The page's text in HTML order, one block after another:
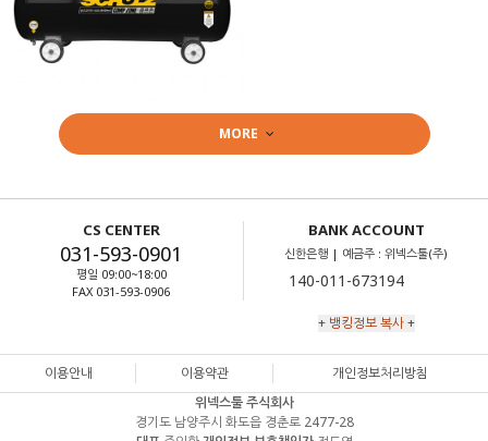
MORE
CS CENTER
031-593-0901
평일 09:00~18:00
FAX 031-593-0906
BANK ACCOUNT
신한은행 | 예금주 : 위넥스툴(주)
+ 뱅킹정보 복사 +
이용안내 이용약관
개인정보처리방침
위넥스툴 주식회사
경기도 남양주시 화도읍 경춘로 2477-28